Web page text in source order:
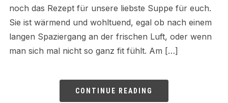
noch das Rezept für unsere liebste Suppe für euch.
Sie ist wärmend und wohltuend, egal ob nach einem
langen Spaziergang an der frischen Luft, oder wenn
man sich mal nicht so ganz fit fühlt. Am […]
CONTINUE READING